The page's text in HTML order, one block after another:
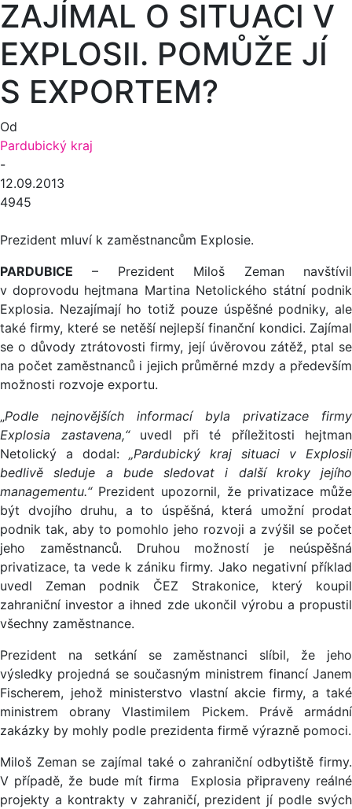
ZAJÍMAL O SITUACI V
EXPLOSII. POMŮŽE JÍ
S EXPORTEM?
Od
Pardubický kraj
-
12.09.2013
4945
Prezident mluví k zaměstnancům Explosie.
PARDUBICE – Prezident Miloš Zeman navštívil
v doprovodu hejtmana Martina Netolického státní podnik
Explosia. Nezajímají ho totiž pouze úspěšné podniky, ale
také firmy, které se netěší nejlepší finanční kondici. Zajímal
se o důvody ztrátovosti firmy, její úvěrovou zátěž, ptal se
na počet zaměstnanců i jejich průměrné mzdy a především
možnosti rozvoje exportu.
„Podle nejnovějších informací byla privatizace firmy
Explosia zastavena,“uvedl při té příležitosti hejtman
Netolický a dodal: „Pardubický kraj situaci v Explosii
bedlivě sleduje a bude sledovat i další kroky jejího
managementu.“ Prezident upozornil, že privatizace může
být dvojího druhu, a to úspěšná, která umožní prodat
podnik tak, aby to pomohlo jeho rozvoji a zvýšil se počet
jeho zaměstnanců. Druhou možností je neúspěšná
privatizace, ta vede k zániku firmy. Jako negativní příklad
uvedl Zeman podnik ČEZ Strakonice, který koupil
zahraniční investor a ihned zde ukončil výrobu a propustil
všechny zaměstnance.
Prezident na setkání se zaměstnanci slíbil, že jeho
výsledky projedná se současným ministrem financí Janem
Fischerem, jehož ministerstvo vlastní akcie firmy, a také
ministrem obrany Vlastimilem Pickem. Právě armádní
zakázky by mohly podle prezidenta firmě výrazně pomoci.
Miloš Zeman se zajímal také o zahraniční odbytiště firmy.
V případě, že bude mít firma Explosia připraveny reálné
projekty a kontrakty v zahraničí, prezident jí podle svých